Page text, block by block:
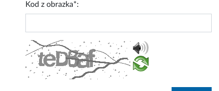
Kod z obrazka*: